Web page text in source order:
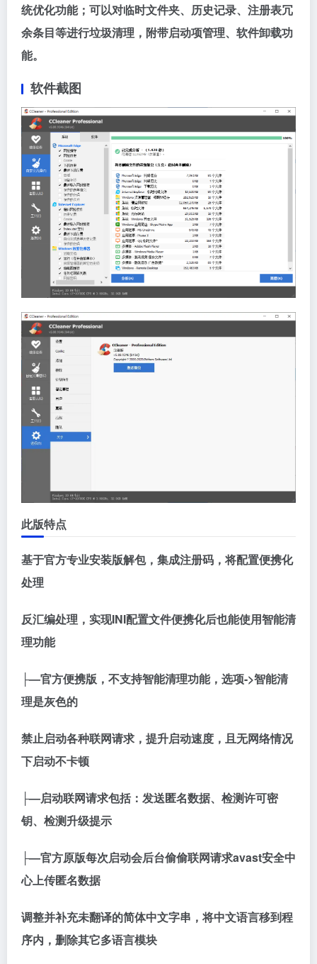
统优化功能；可以对临时文件夹、历史记录、注册表冗
余条目等进行垃圾清理，附带启动项管理、软件卸载功
能。
软件截图
此版特点
基于官方专业安装版解包，集成注册码，将配置便携化
处理
反汇编处理，实现INI配置文件便携化后也能使用智能清
理功能
├—官方便携版，不支持智能清理功能，选项->智能清
理是灰色的
禁止启动各种联网请求，提升启动速度，且无网络情况
下启动不卡顿
├—启动联网请求包括：发送匿名数据、检测许可密
钥、检测升级提示
├—官方原版每次启动会后台偷偷联网请求avast安全中
心上传匿名数据
调整并补充未翻译的简体中文字串，将中文语言移到程
序内，删除其它多语言模块